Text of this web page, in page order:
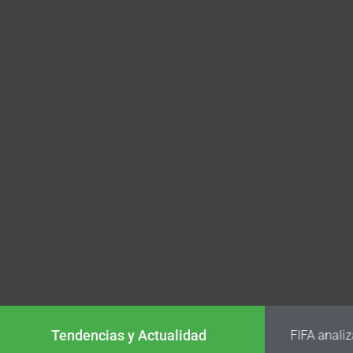
Tendencias y Actualidad FIFA